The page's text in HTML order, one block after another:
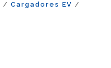
/ Cargadores EV /